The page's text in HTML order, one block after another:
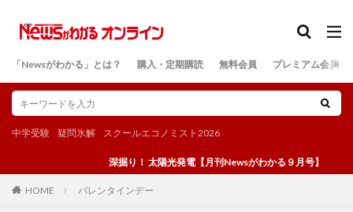
「Newsがわかる」とは？ 購入・定期購読 無料会員 プレミアム会員
中学受験 疑問氷解 スクールエコノミスト2026
深掘り！ 太陽光発電【月刊Newsがわかる９月号】
HOME バレンタインデー
検索